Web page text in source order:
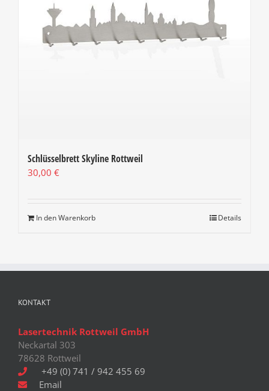
Schlüsselbrett Skyline Rottweil
30,00 €
In den Warenkorb Details
KONTAKT
Lasertechnik Rottweil GmbH
Neckartal 303
78628 Rottweil
+49 (0) 741 / 942 455 69
Email